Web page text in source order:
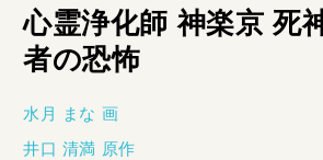
心霊浄化師 神楽京 死
者の恐怖
水月 まな 画
井口 清満 原作